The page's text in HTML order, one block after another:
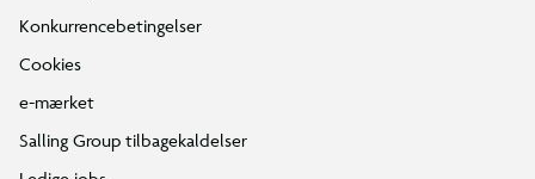
Konkurrencebetingelser
Cookies
e-mærket
Salling Group tilbagekaldelser